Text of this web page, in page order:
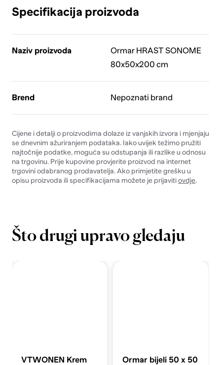
Specifikacija proizvoda
Naziv proizvoda
Ormar HRAST SONOME
80x50x200 cm
Brend Nepoznati brand
Cijene i detalji o proizvodima dolaze iz vanjskih izvora i mjenjaju
se dnevnim ažuriranjem podataka. Iako uvijek težimo pružiti
najtočnije podatke, moguća su odstupanja ili razlike u odnosu
na trgovinu. Prije kupovine provjerite proizvod na internet
trgovini odabranog prodavatelja. Ako primjetite grešku u
opisu proizvoda ili specifikacijama možete je prijavitiovdje.
Što drugi upravo gledaju
VTWONEN Krem
Ormar bijeli 50 x 50